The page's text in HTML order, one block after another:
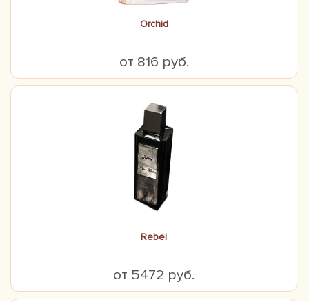
Orchid
от 816 руб.
Rebel
от 5472 руб.